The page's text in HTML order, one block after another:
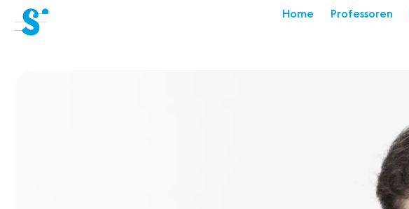
cat-aca-sum
Home Professoren